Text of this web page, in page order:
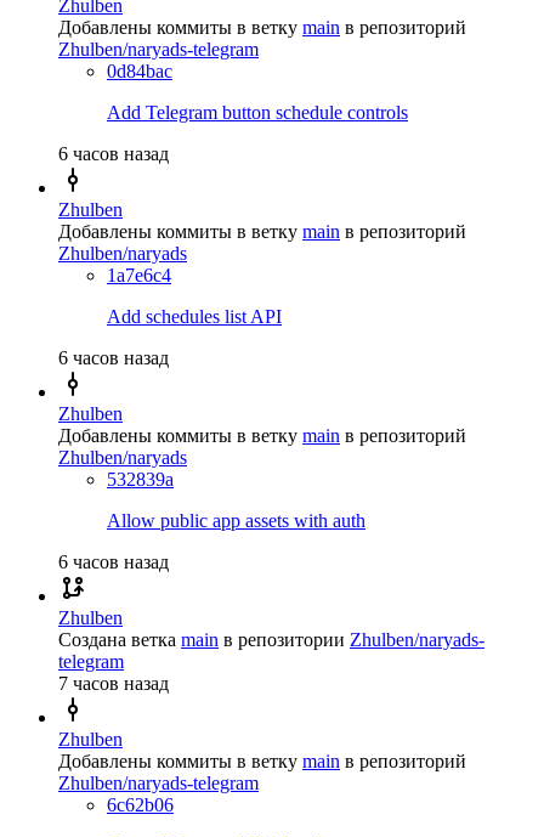
Zhulben
Добавлены коммиты в ветку main в репозиторий
Zhulben/naryads-telegram
0d84bac
Add Telegram button schedule controls
6 часов назад
Zhulben
Добавлены коммиты в ветку main в репозиторий
Zhulben/naryads
1a7e6c4
Add schedules list API
6 часов назад
Zhulben
Добавлены коммиты в ветку main в репозиторий
Zhulben/naryads
532839a
Allow public app assets with auth
6 часов назад
Zhulben
Создана ветка main в репозитории Zhulben/naryads-
telegram
7 часов назад
Zhulben
Добавлены коммиты в ветку main в репозиторий
Zhulben/naryads-telegram
6c62b06